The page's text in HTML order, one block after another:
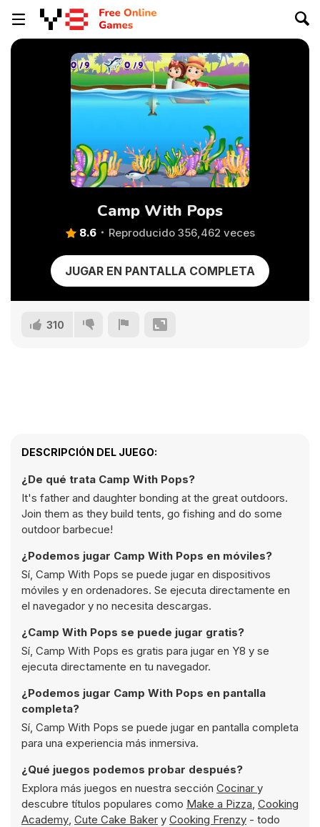
Camp With Pops
8.6 Reproducido 356,462 veces
JUGAR EN PANTALLA COMPLETA
310
DESCRIPCIÓN DEL JUEGO:
¿De qué trata Camp With Pops?
It's father and daughter bonding at the great outdoors.
Join them as they build tents, go fishing and do some
outdoor barbecue!
¿Podemos jugar Camp With Pops en móviles?
Sí, Camp With Pops se puede jugar en dispositivos
móviles y en ordenadores. Se ejecuta directamente en
el navegador y no necesita descargas.
¿Camp With Pops se puede jugar gratis?
Sí, Camp With Pops es gratis para jugar en Y8 y se
ejecuta directamente en tu navegador.
¿Podemos jugar Camp With Pops en pantalla
completa?
Sí, Camp With Pops se puede jugar en pantalla completa
para una experiencia más inmersiva.
¿Qué juegos podemos probar después?
Explora más juegos en nuestra sección Cocinar y
descubre títulos populares como Make a Pizza, Cooking
Academy, Cute Cake Baker y Cooking Frenzy - todo